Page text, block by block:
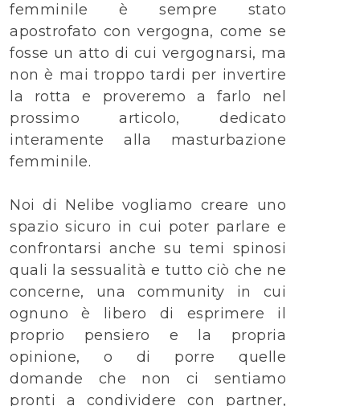
femminile è sempre stato
apostrofato con vergogna, come se
fosse un atto di cui vergognarsi, ma
non è mai troppo tardi per invertire
la rotta e proveremo a farlo nel
prossimo articolo, dedicato
interamente alla masturbazione
femminile.
Noi di Nelibe vogliamo creare uno
spazio sicuro in cui poter parlare e
confrontarsi anche su temi spinosi
quali la sessualità e tutto ciò che ne
concerne, una community in cui
ognuno è libero di esprimere il
proprio pensiero e la propria
opinione, o di porre quelle
domande che non ci sentiamo
pronti a condividere con partner,